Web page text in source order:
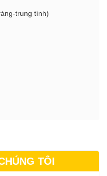
trung tính)
TÔI